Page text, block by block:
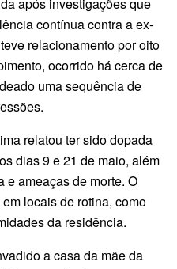
contínua contra a ex-
relacionamento por oito
ocorrido há cerca de
uma sequência de
relatou ter sido dopada
dias 9 e 21 de maio, além
ameaças de morte. O
locais de rotina, como
da residência.
a casa da mãe da